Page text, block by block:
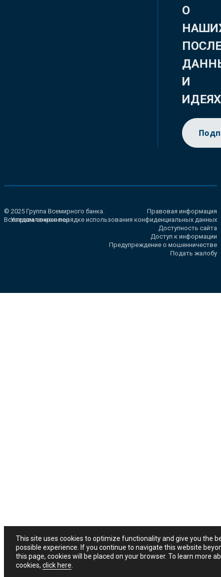
О
И
ИДЕЯХ
© 2025 Группа Всемирного банка.
Все права сохранены.
Правовая информация
Уведомление о порядке использования конфиденциальных данных
Доступность сайта
Доступ к информации
Предупреждение о мошенничестве
Подать жалобу
This site uses cookies to optimize functionality and give you the
possible experience. If you continue to navigate this website
this page, cookies will be placed on your browser. To learn more
cookies, click here